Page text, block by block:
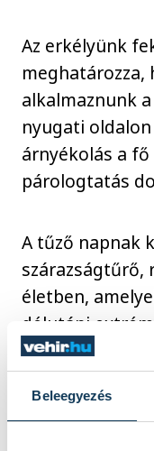
Beleegyezés
Az erkélyünk
alkalmaznunk
nyugati
árnyékolás a
párologtatás
A tűző napnak
szárazságtűrő,
életben,
délutáni
Az